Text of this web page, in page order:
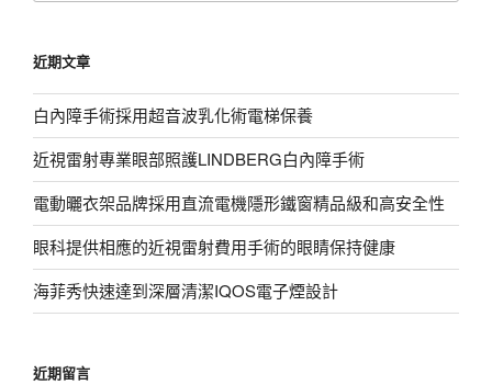
字:
近期文章
白內障手術採用超音波乳化術電梯保養
近視雷射專業眼部照護LINDBERG白內障手術
電動曬衣架品牌採用直流電機隱形鐵窗精品級和高安全性
眼科提供相應的近視雷射費用手術的眼睛保持健康
海菲秀快速達到深層清潔IQOS電子煙設計
近期留言